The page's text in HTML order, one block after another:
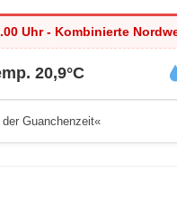
Uhr - Kombinierte
20,9°C
Guanchenzeit«